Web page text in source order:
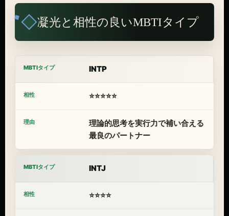
凝光と相性の良いMBTIタイプ
INTP
⭐⭐⭐⭐⭐
理論的思考を実行力で補い合える
最良のパートナー
INTJ
⭐⭐⭐⭐